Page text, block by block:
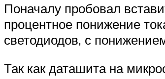
Поначалу пробовал
процентное понижение
светодиодов, с
Так как даташита на